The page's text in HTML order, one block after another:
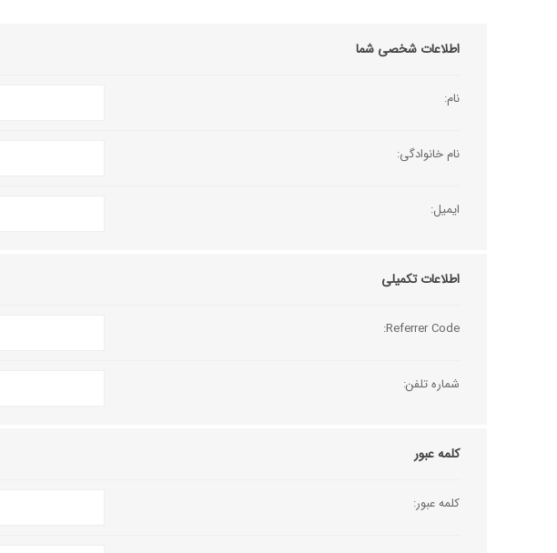
اطلاعات شخصی شما
نام:
نام خانوادگی:
ایمیل:
اطلاعات تکمیلی
Referrer Code:
شماره تلفن:
کلمه عبور
کلمه عبور: